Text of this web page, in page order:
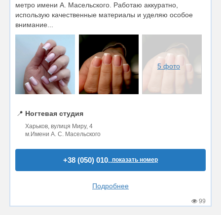
метро имени А. Масельского. Работаю аккуратно,
использую качественные материалы и уделяю особое
внимание...
5 фото
📍 Ногтевая студия
Харьков, вулиця Миру, 4
м.Имени А. С. Масельского
+38 (050) 010..показать номер
Подробнее
99